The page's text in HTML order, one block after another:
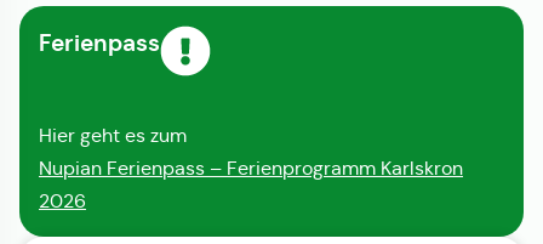
Ferienpass
Hier geht es zum
Nupian Ferienpass – Ferienprogramm Karlskron
2026